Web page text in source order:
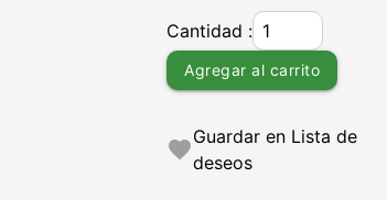
Cantidad :
Agregar al carrito
favoriteGuardar en Lista de
deseos